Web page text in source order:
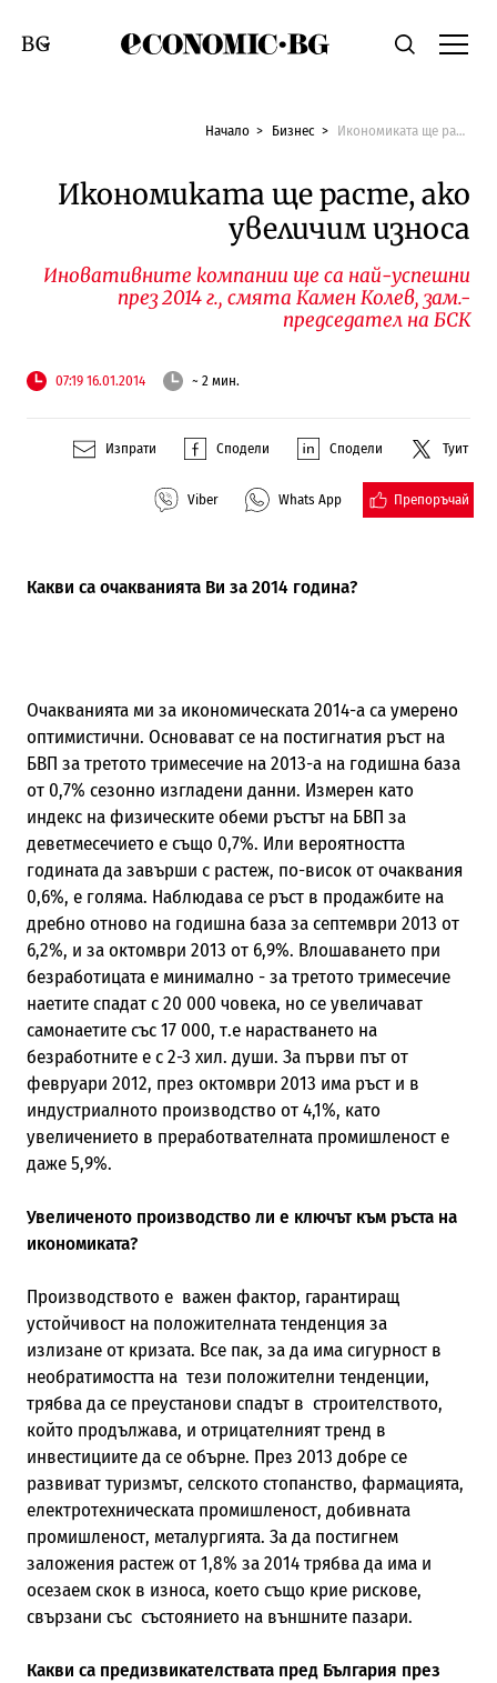
Economic.bgТърсене
Смяна на език
Начало Бизнес Икономиката ще расте, ако увеличим износа
Икономиката ще расте, ако
увеличим износа
Иновативните компании ще са най-успешни
през 2014 г., смята Камен Колев, зам.-
председател на БСК
07:19 16.01.2014 ~ 2 мин.
Изпрати Сподели Сподели Туит
Viber Whats App Препоръчай
Какви са очакванията Ви за 2014 година?
Очакванията ми за икономическата 2014-а са умерено
оптимистични. Основават се на постигнатия ръст на
БВП за третото тримесечие на 2013-а на годишна база
от 0,7% сезонно изгладени данни. Измерен като
индекс на физическите обеми ръстът на БВП за
деветмесечието е също 0,7%. Или вероятността
годината да завърши с растеж, по-висок от очаквания
0,6%, е голяма. Наблюдава се ръст в продажбите на
дребно отново на годишна база за септември 2013 от
6,2%, и за октомври 2013 от 6,9%. Влошаването при
безработицата е минимално - за третото тримесечие
наетите спадат с 20 000 човека, но се увеличават
самонаетите със 17 000, т.е нарастването на
безработните е с 2-3 хил. души. За първи път от
февруари 2012, през октомври 2013 има ръст и в
индустриалното производство от 4,1%, като
увеличението в преработвателната промишленост е
даже 5,9%.
Увеличеното производство ли е ключът към ръста на
икономиката?
Производството е важен фактор, гарантиращ
устойчивост на положителната тенденция за
излизане от кризата. Все пак, за да има сигурност в
необратимостта на тези положителни тенденции,
трябва да се преустанови спадът в строителството,
който продължава, и отрицателният тренд в
инвестициите да се обърне. През 2013 добре се
развиват туризмът, селското стопанство, фармацията,
електротехническата промишленост, добивната
промишленост, металургията. За да постигнем
заложения растеж от 1,8% за 2014 трябва да има и
осезаем скок в износа, което също крие рискове,
свързани със състоянието на външните пазари.
Какви са предизвикателствата пред България през